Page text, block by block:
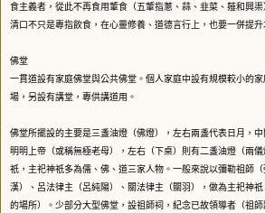
食主義者，從此不再食用葷食（五葷指蔥、蒜、韭菜、薤和興
清口不只是專指飲食，在心靈修養、道德言行上，也要一併提升
佛堂
一貫道設有家庭佛堂與公共佛堂。個人家庭中設有規模較小的
場，另設有講堂，專供講道用。
佛堂所擺設的主要是三盞油燈（佛燈），左右兩盞代表日月，
明明上帝（或稱無極老母），左右（下桌）則有二盞油燈（兩
祇，主祀神祇多為儒、佛、道三家人物。一般來說以彌勒祖師
漢）、呂法律主（呂純陽）、關法律主（關羽），做為主祀神
的場所）。少部分大型佛堂，設祖師祠，紀念已故領導者（祖